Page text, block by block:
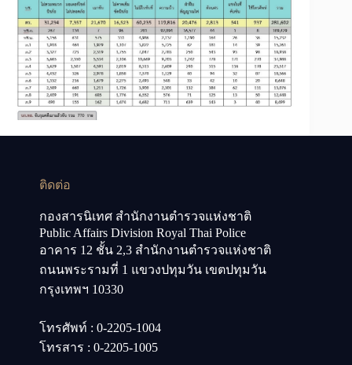
ติดต่อ
กองสารนิเทศ สำนักงานตำรวจแห่งชาติ
Public Affairs Division Royal Thai Police
อาคาร 12 ชั้น 2,3 สำนักงานตำรวจแห่งชาติ
ถนนพระรามที่ 1 แขวงปทุมวัน เขตปทุมวัน
กรุงเทพฯ 10330
โทรศัพท์ : 0-2205-1004
โทรสาร : 0-2205-1005